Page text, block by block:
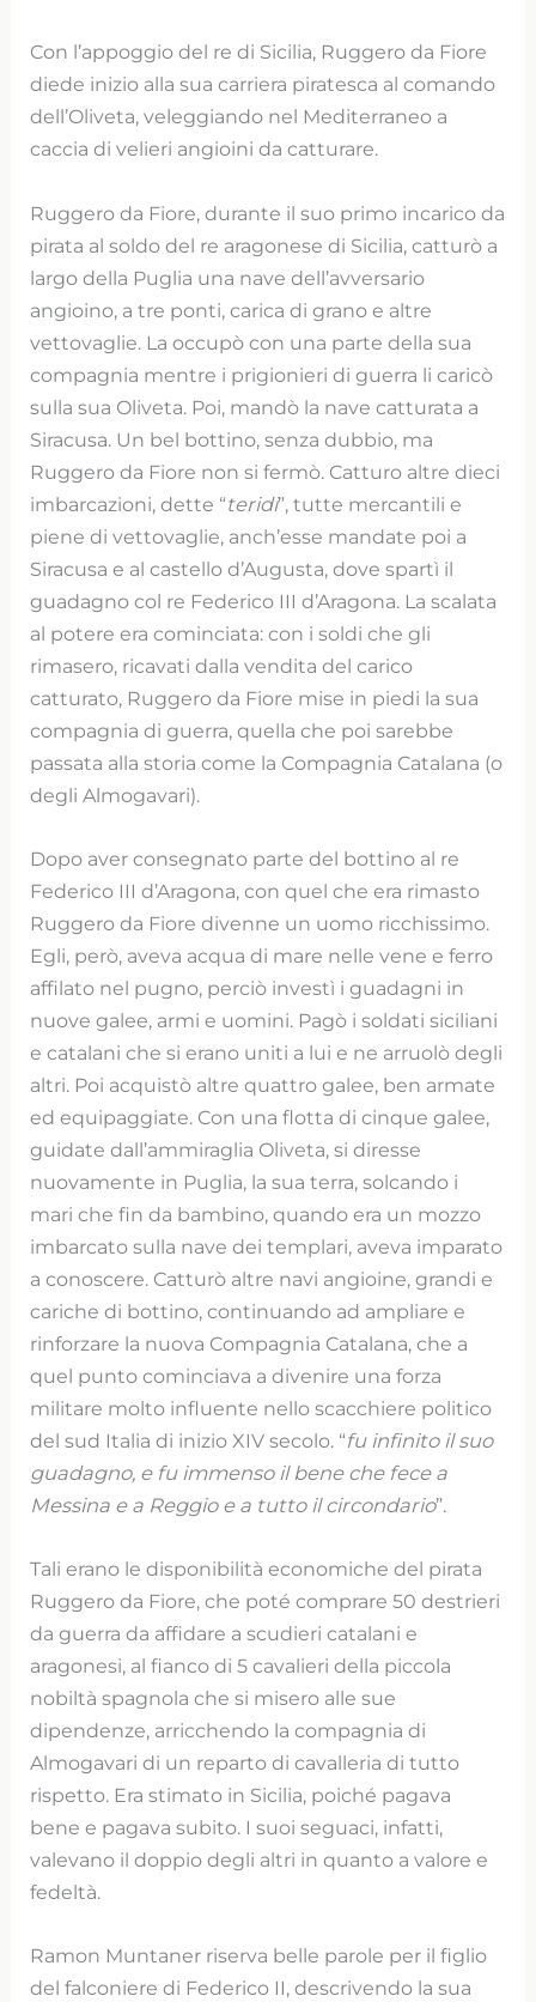
Con l’appoggio del re di Sicilia, Ruggero da Fiore
diede inizio alla sua carriera piratesca al comando
dell’Oliveta, veleggiando nel Mediterraneo a
caccia di velieri angioini da catturare.
Ruggero da Fiore, durante il suo primo incarico da
pirata al soldo del re aragonese di Sicilia, catturò a
largo della Puglia una nave dell’avversario
angioino, a tre ponti, carica di grano e altre
vettovaglie. La occupò con una parte della sua
compagnia mentre i prigionieri di guerra li caricò
sulla sua Oliveta. Poi, mandò la nave catturata a
Siracusa. Un bel bottino, senza dubbio, ma
Ruggero da Fiore non si fermò. Catturo altre dieci
imbarcazioni, dette “teridi”, tutte mercantili e
piene di vettovaglie, anch’esse mandate poi a
Siracusa e al castello d’Augusta, dove spartì il
guadagno col re Federico III d’Aragona. La scalata
al potere era cominciata: con i soldi che gli
rimasero, ricavati dalla vendita del carico
catturato, Ruggero da Fiore mise in piedi la sua
compagnia di guerra, quella che poi sarebbe
passata alla storia come la Compagnia Catalana (o
degli Almogavari).
Dopo aver consegnato parte del bottino al re
Federico III d’Aragona, con quel che era rimasto
Ruggero da Fiore divenne un uomo ricchissimo.
Egli, però, aveva acqua di mare nelle vene e ferro
affilato nel pugno, perciò investì i guadagni in
nuove galee, armi e uomini. Pagò i soldati siciliani
e catalani che si erano uniti a lui e ne arruolò degli
altri. Poi acquistò altre quattro galee, ben armate
ed equipaggiate. Con una flotta di cinque galee,
guidate dall’ammiraglia Oliveta, si diresse
nuovamente in Puglia, la sua terra, solcando i
mari che fin da bambino, quando era un mozzo
imbarcato sulla nave dei templari, aveva imparato
a conoscere. Catturò altre navi angioine, grandi e
cariche di bottino, continuando ad ampliare e
rinforzare la nuova Compagnia Catalana, che a
quel punto cominciava a divenire una forza
militare molto influente nello scacchiere politico
del sud Italia di inizio XIV secolo. “fu infinito il suo
guadagno, e fu immenso il bene che fece a
Messina e a Reggio e a tutto il circondario”.
Tali erano le disponibilità economiche del pirata
Ruggero da Fiore, che poté comprare 50 destrieri
da guerra da affidare a scudieri catalani e
aragonesi, al fianco di 5 cavalieri della piccola
nobiltà spagnola che si misero alle sue
dipendenze, arricchendo la compagnia di
Almogavari di un reparto di cavalleria di tutto
rispetto. Era stimato in Sicilia, poiché pagava
bene e pagava subito. I suoi seguaci, infatti,
valevano il doppio degli altri in quanto a valore e
fedeltà.
Ramon Muntaner riserva belle parole per il figlio
del falconiere di Federico II, descrivendo la sua